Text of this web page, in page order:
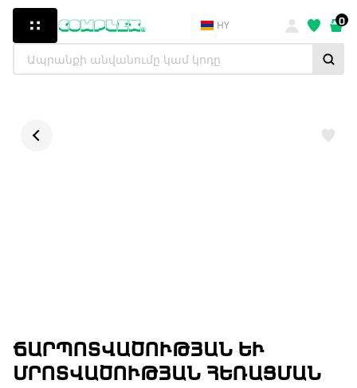
HY 0
ՃԱՐՊՈՏՎԱԾՈՒԹՅԱՆ ԵՒ Մ
ՐՈՏՎԱԾՈՒԹՅԱՆ ՀԵՌԱՑՄԱՆ Մ